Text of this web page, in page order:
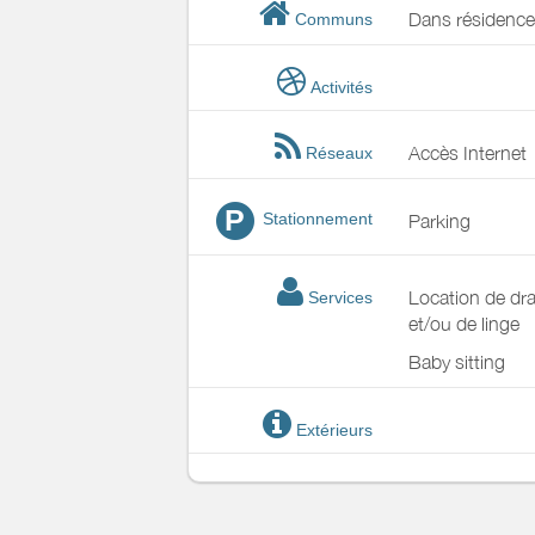
Communs Dans résidence
Activités
Réseaux Accès Internet
P Stationnement Parking
Services
Location de
et/ou de linge
Baby sitting
Extérieurs